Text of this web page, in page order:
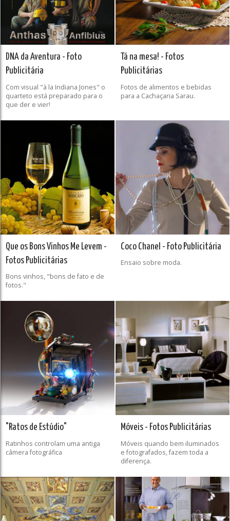
DNA da Aventura - Foto
Publicitária
Com visual "à la Indiana Jones" o
quarteto está preparado para o
que der e vier!
Tá na mesa! - Fotos
Publicitárias
Fotos de alimentos e bebidas
para a Cachaçaria Sarau.
Que os Bons Vinhos Me Levem -
Fotos Publicitárias
Bons vinhos, "bons de fato e de
fotos."
Coco Chanel - Foto Publicitária
Ensaio sobre moda.
"Ratos de Estúdio"
Ratinhos controlam uma antiga
câmera fotográfica
Móveis - Fotos Publicitárias
Móveis quando bem iluminados
e fotografados, fazem toda a
diferença.